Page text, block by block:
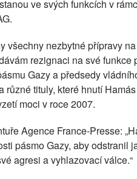
ve svých funkcích v
všechny nezbytné přípravy
rezignaci na své funkce
Gazy a předsedy
různé tituly, které hnutí
moci v roce 2007.
Agence France-Presse:
pásmo Gazy, aby odstranil
agresi a vyhlazovací válce.“